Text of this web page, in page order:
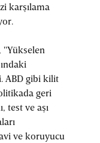
karşılama
ABD gibi kilit
geri
test ve aşı
ve koruyucu